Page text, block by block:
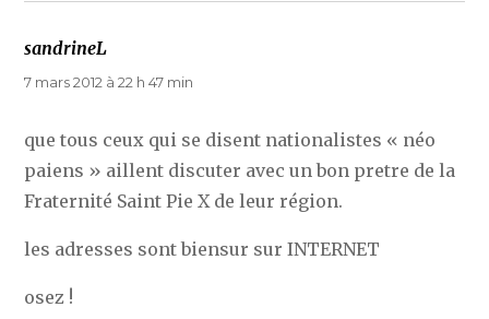
sandrineL
7 mars 2012 à 22 h 47 min
que tous ceux qui se disent nationalistes « néo
paiens » aillent discuter avec un bon pretre de la
Fraternité Saint Pie X de leur région.
les adresses sont biensur sur INTERNET
osez !